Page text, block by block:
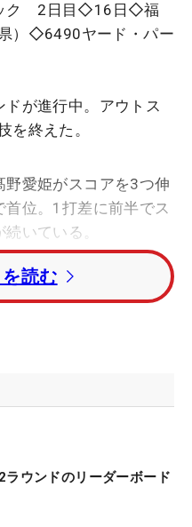
ック 2日目◇16日◇福
）◇6490ヤード・パー
が進行中。アウトス
を終えた。
愛姫がスコアを3つ伸
位。1打差に前半でス
いている。
レサ・ルー、トータル
チャイェンと台湾勢も
3位につける菅楓華は
イ。昨年女王の佐久間
読む
ラウンドのリーダーボード